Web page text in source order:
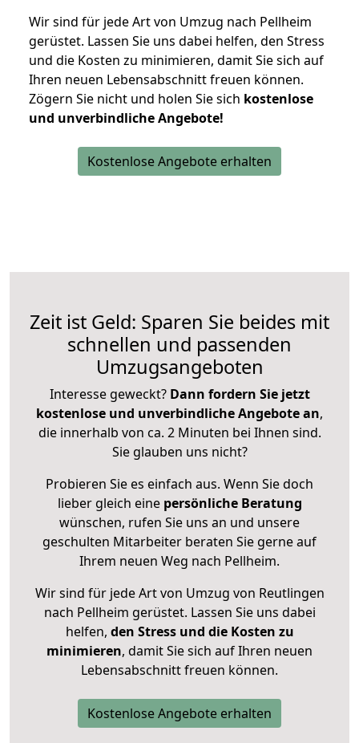
Wir sind für jede Art von Umzug nach Pellheim
gerüstet. Lassen Sie uns dabei helfen, den Stress
und die Kosten zu minimieren, damit Sie sich auf
Ihren neuen Lebensabschnitt freuen können.
Zögern Sie nicht und holen Sie sich kostenlose
und unverbindliche Angebote!
Kostenlose Angebote erhalten
Zeit ist Geld: Sparen Sie beides mit
schnellen und passenden
Umzugsangeboten
Interesse geweckt? Dann fordern Sie jetzt
kostenlose und unverbindliche Angebote an,
die innerhalb von ca. 2 Minuten bei Ihnen sind.
Sie glauben uns nicht?
Probieren Sie es einfach aus. Wenn Sie doch
lieber gleich eine persönliche Beratung
wünschen, rufen Sie uns an und unsere
geschulten Mitarbeiter beraten Sie gerne auf
Ihrem neuen Weg nach Pellheim.
Wir sind für jede Art von Umzug von Reutlingen
nach Pellheim gerüstet. Lassen Sie uns dabei
helfen, den Stress und die Kosten zu
minimieren, damit Sie sich auf Ihren neuen
Lebensabschnitt freuen können.
Kostenlose Angebote erhalten